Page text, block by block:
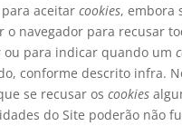
aceitar cookies, embora
o navegador para recusar
ou para indicar quando um
conforme descrito infra.
se recusar os cookies
do Site poderão não